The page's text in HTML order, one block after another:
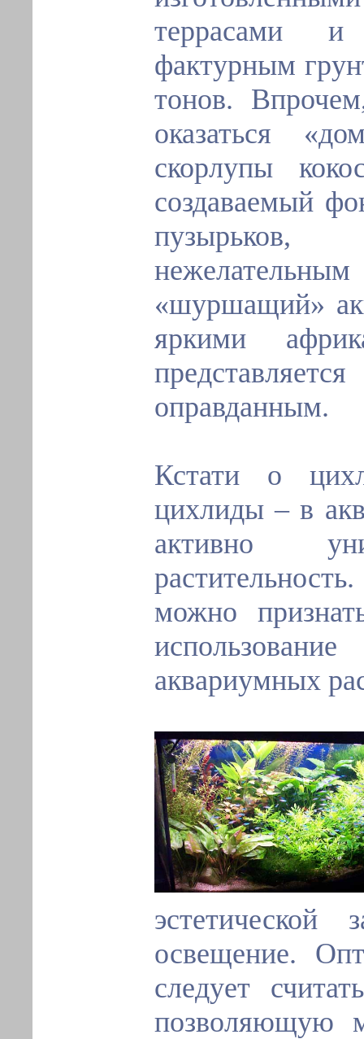
террасами
фактурным
тонов.
оказаться
скорлупы
создаваемый
«шуршащий»
яркими
оправданным.
Кстати о
цихлиды – в
активно
можно
аквариумных
эстетической
освещение.
следует
позволяющую